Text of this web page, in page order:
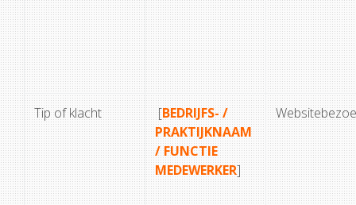
Tip of klacht [BEDRIJFS- /
PRAKTIJKNAAM
/ FUNCTIE
MEDEWERKER]